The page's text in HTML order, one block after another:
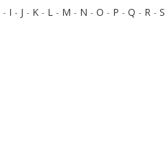
- I - J - K - L - M - N - O - P - Q - R - S